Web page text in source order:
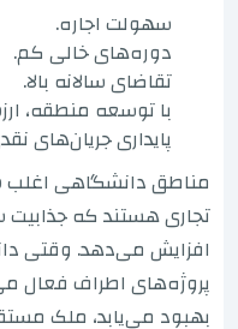
سهولت اجاره.
دوره‌های خالی کم.
تقاضای سالانه بالا.
با توسعه منطقه،
پایداری جریان‌های
مناطق دانشگاهی اغلب
تجاری هستند که جذابیت
افزایش می‌دهد. وقتی
پروژه‌های اطراف فعال
بهبود می‌یابد، ملک